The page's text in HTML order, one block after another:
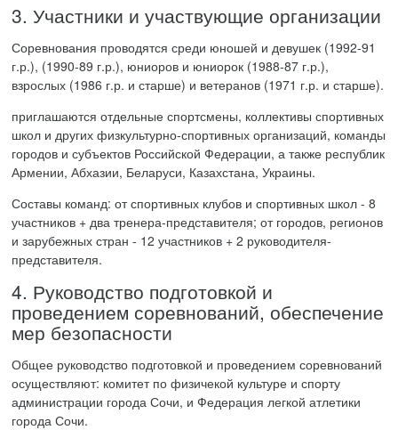
3. Участники и участвующие организации
Соревнования проводятся среди юношей и девушек (1992-91
г.р.), (1990-89 г.р.), юниоров и юниорок (1988-87 г.р.),
взрослых (1986 г.р. и старше) и ветеранов (1971 г.р. и старше).
приглашаются отдельные спортсмены, коллективы спортивных
школ и других физкультурно-спортивных организаций, команды
городов и субъектов Российской Федерации, а также республик
Армении, Абхазии, Беларуси, Казахстана, Украины.
Составы команд: от спортивных клубов и спортивных школ - 8
участников + два тренера-представителя; от городов, регионов
и зарубежных стран - 12 участников + 2 руководителя-
представителя.
4. Руководство подготовкой и
проведением соревнований, обеспечение
мер безопасности
Общее руководство подготовкой и проведением соревнований
осуществляют: комитет по физичекой культуре и спорту
администрации города Сочи, и Федерация легкой атлетики
города Сочи.